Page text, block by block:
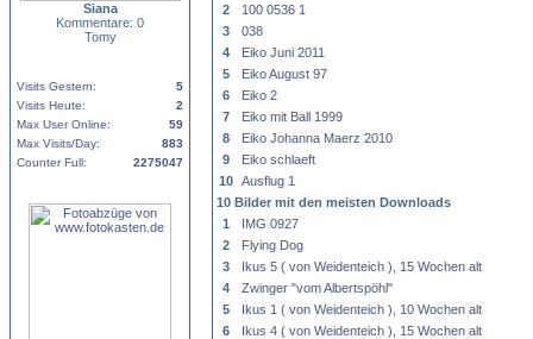
Siana
Kommentare: 0
Tomy
Visits Gestern:
5
Visits Heute:
2
Max User Online:
59
Max Visits/Day:
883
Counter Full:
2275047
2
100 0536 1
3
038
4
Eiko Juni 2011
5
Eiko August 97
6
Eiko 2
7
Eiko mit Ball 1999
8
Eiko Johanna Maerz 2010
9
Eiko schlaeft
10
Ausflug 1
10 Bilder mit den meisten Downloads
1
IMG 0927
2
Flying Dog
3
Ikus 5 ( von Weidenteich ), 15 Wochen alt
4
Zwinger "vom Albertspöhl"
5
Ikus 1 ( von Weidenteich ), 10 Wochen alt
6
Ikus 4 ( von Weidenteich ), 15 Wochen alt